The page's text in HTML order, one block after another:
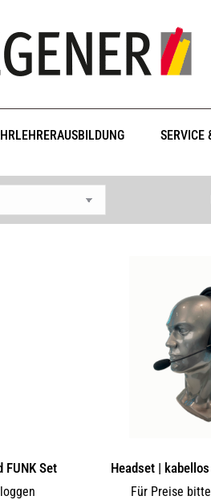
SERVICE
FUNK Set Headset | kabellos
Für Preise